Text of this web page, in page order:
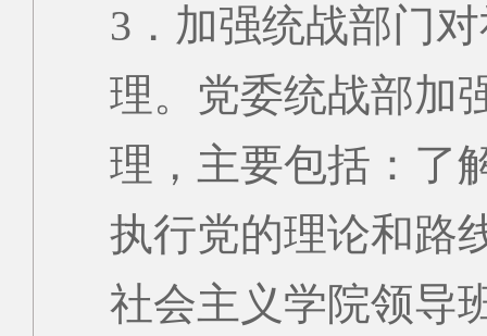
3．加强统战部门
理。党委统战部加
理，主要包括：了
执行党的理论和路
社会主义学院领导